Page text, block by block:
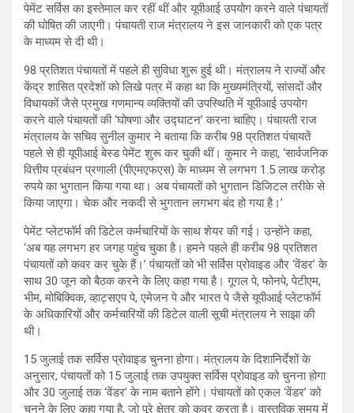
पेमेंट सर्विस का इस्तेमाल कर रहीं थीं और यूपीआई उपयोग करने वाले पंचायतों
की घोषित की जाएगी। पंचायती राज मंत्रालय ने इस जानकारी को एक पत्र
के माध्यम से दी थी।
98 प्रतिशत पंचायतों में पहले ही सुविधा शुरू हुई थी। मंत्रालय ने राज्यों और
केंद्र शासित प्रदेशों को लिखे पत्र में कहा था कि मुख्यमंत्रियों, सांसदों और
विधायकों जैसे प्रमुख गणमान्य व्यक्तियों की उपस्थिति में यूपीआई उपयोग
करने वाले पंचायतों की ‘घोषणा और उद्घाटन’ करना चाहिए। पंचायती राज
मंत्रालय के सचिव सुनील कुमार ने बताया कि करीब 98 प्रतिशत पंचायतें
पहले से ही यूपीआई बेस्ड पेमेंट शुरू कर चुकी थीं। कुमार ने कहा, ‘सार्वजनिक
वित्तीय प्रबंधन प्रणाली (पीएमएफएस) के माध्यम से लगभग 1.5 लाख करोड़
रुपये का भुगतान किया गया था। अब पंचायतों को भुगतान डिजिटल तरीके से
किया जाएगा। चेक और नकदी से भुगतान लगभग बंद हो गया है।’
पेमेंट प्लेटफॉर्म की डिटेल कर्मचारियों के साथ शेयर की गई। उन्होंने कहा,
‘अब यह लगभग हर जगह पहुंच चुका है। हमने पहले ही करीब 98 प्रतिशत
पंचायतों को कवर कर चुके हैं।’ पंचायतों को भी सर्विस प्रोवाइड और ‘वेंडर’ के
साथ 30 जून को बैठक करने के लिए कहा गया है। गूगल पे, फोनपे, पेटीएम,
भीम, मोबिक्विक, व्हाट्सएप पे, एमेजन पे और भारत पे जैसे यूपीआई प्लेटफॉर्म
के अधिकारियों और कर्मचारियों की डिटेल वाली सूची मंत्रालय ने साझा की
थी।
15 जुलाई तक सर्विस प्रोवाइड चुनना होगा। मंत्रालय के दिशानिर्देशों के
अनुसार, पंचायतों को 15 जुलाई तक उपयुक्त सर्विस प्रोवाइड को चुनना होगा
और 30 जुलाई तक ‘वेंडर’ के नाम बताने होंगे। पंचायतों को एकल ‘वेंडर’ को
चुनने के लिए कहा गया है, जो पूरे क्षेत्र को कवर करता है। वास्तविक समय में